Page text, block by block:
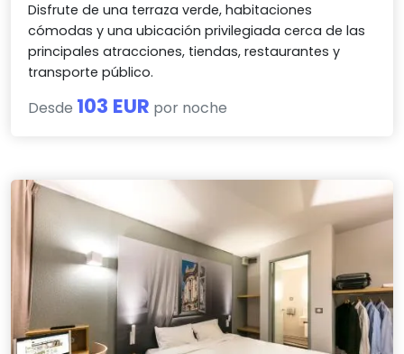
Disfrute de una terraza verde, habitaciones
cómodas y una ubicación privilegiada cerca de las
principales atracciones, tiendas, restaurantes y
transporte público.
Desde 103 EUR por noche